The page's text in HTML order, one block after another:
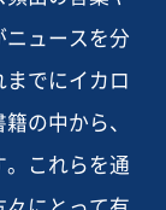
ュースを分
でにイカロ
の中から、
これらを通